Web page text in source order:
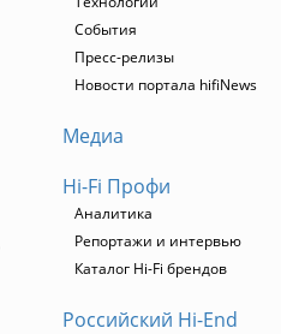
События
Пресс-релизы
Новости портала hifiNews
Медиа
Hi-Fi Профи
Аналитика
Репортажи и интервью
Каталог Hi-Fi брендов
Российский Hi-End